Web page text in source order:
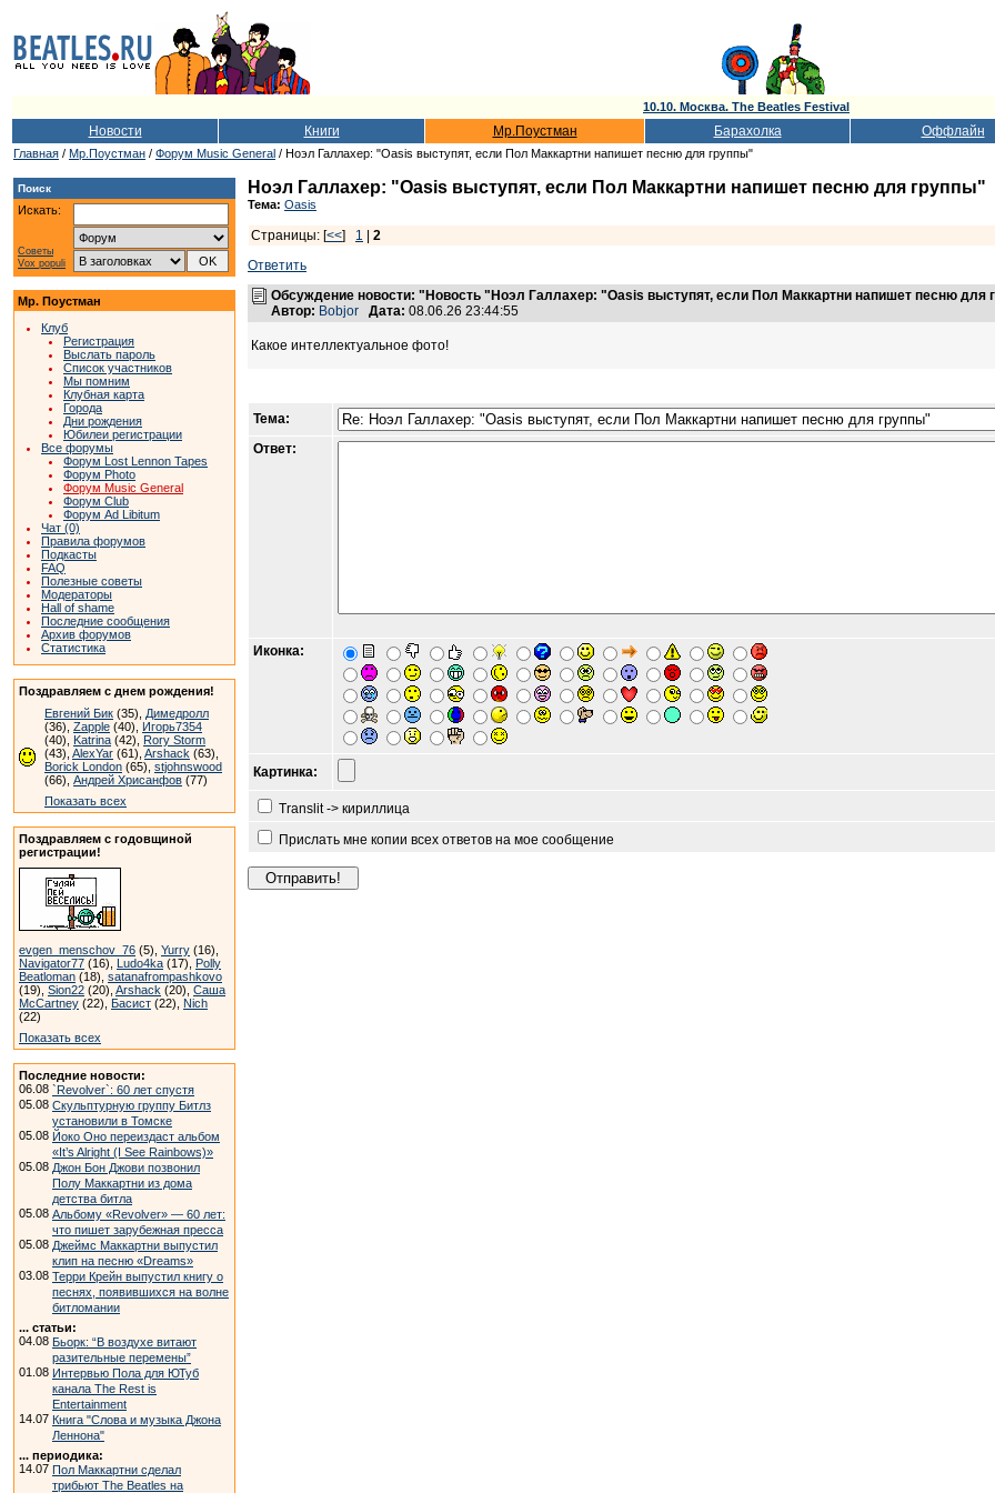
10.10. Москва. The Beatles Festival
Новости Книги Мр.Поустман Барахолка Оффлайн
Главная / Мр.Поустман / Форум Music General / Ноэл Галлахер: "Oasis выступят, если Пол Маккартни напишет песню для группы"
Поиск
Искать:
Советы
Vox populi
Мр. Поустман
Клуб
Регистрация
Выслать пароль
Список участников
Мы помним
Клубная карта
Города
Дни рождения
Юбилеи регистрации
Все форумы
Форум Lost Lennon Tapes
Форум Photo
Форум Music General
Форум Club
Форум Ad Libitum
Чат (0)
Правила форумов
Подкасты
FAQ
Полезные советы
Модераторы
Hall of shame
Последние сообщения
Архив форумов
Статистика
Поздравляем с днем рождения!
Евгений Бик (35), Димедролл
(36), Zapple (40), Игорь7354
(40), Katrina (42), Rory Storm
(43), AlexYar (61), Arshack (63),
Borick London (65), stjohnswood
(66), Андрей Хрисанфов (77)
Показать всех
Поздравляем с годовщиной
регистрации!
evgen_menschov_76 (5), Yurry (16),
Navigator77 (16), Ludo4ka (17), Polly
Beatloman (18), satanafrompashkovo
(19), Sion22 (20), Arshack (20), Саша
McCartney (22), Басист (22), Nich
(22)
Показать всех
Последние новости:
06.08 `Revolver`: 60 лет спустя
05.08 Скульптурную группу Битлз
установили в Томске
05.08 Йоко Оно переиздаст альбом
«It’s Alright (I See Rainbows)»
05.08 Джон Бон Джови позвонил
Полу Маккартни из дома
детства битла
05.08 Альбому «Revolver» — 60 лет:
что пишет зарубежная пресса
05.08 Джеймс Маккартни выпустил
клип на песню «Dreams»
03.08 Терри Крейн выпустил книгу о
песнях, появившихся на волне
битломании
... статьи:
04.08 Бьорк: “В воздухе витают
разительные перемены”
01.08 Интервью Пола для ЮТуб
канала The Rest is
Entertainment
14.07 Книга "Слова и музыка Джона
Леннона"
... периодика:
14.07 Пол Маккартни сделал
трибьют The Beatles на
Ноэл Галлахер: "Oasis выступят, если Пол Маккартни напишет песню для группы"
Тема: Oasis
Страницы: [<<] 1
2
Ответить
Обсуждение новости: "Новость "Ноэл Галлахер: "Oasis выступят, если Пол Маккартни напишет песню для
Автор: Bobjor Дата: 08.06.26 23:44:55
Какое интеллектуальное фото!
Тема:
Ответ:
Иконка:
Картинка:
Translit -> кириллица
Прислать мне копии всех ответов на мое сообщение